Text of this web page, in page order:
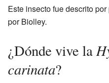
Este insecto fue descrito
por Biolley.
¿Dónde vive la
carinata?